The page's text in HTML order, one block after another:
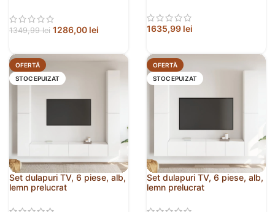
1349,99lei 1286,00 lei 1635,99 lei
OFERTĂ
STOC EPUIZAT
Set dulapuri TV, 6 piese, alb,
lemn prelucrat
OFERTĂ
STOC EPUIZAT
Set dulapuri TV, 6 piese, alb,
lemn prelucrat